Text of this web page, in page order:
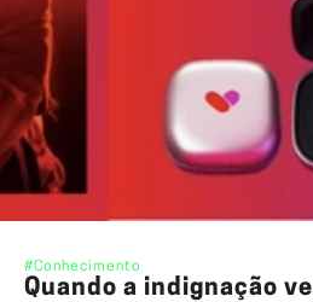
#Conhecimento
Quando a indignação